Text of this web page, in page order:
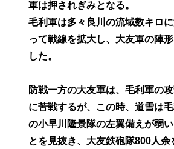
軍は押されぎみとなる。
毛利軍は多々良川の流域数キロ
って戦線を拡大し、大友軍の陣形
した。
防戦一方の大友軍は、毛利軍の
に苦戦するが、この時、道雪は毛
の小早川隆景隊の左翼備えが弱い
とを見抜き、大友鉄砲隊800人余